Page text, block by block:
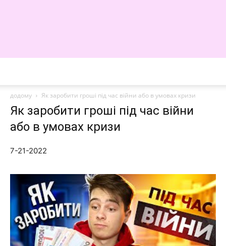
додому
Як заробити гроші під час війни або в умовах кризи
Як заробити гроші під час війни
або в умовах кризи
7-21-2022